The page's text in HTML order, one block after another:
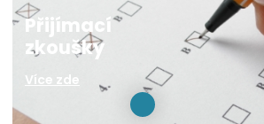
Přijímací
zkoušky
Více zde